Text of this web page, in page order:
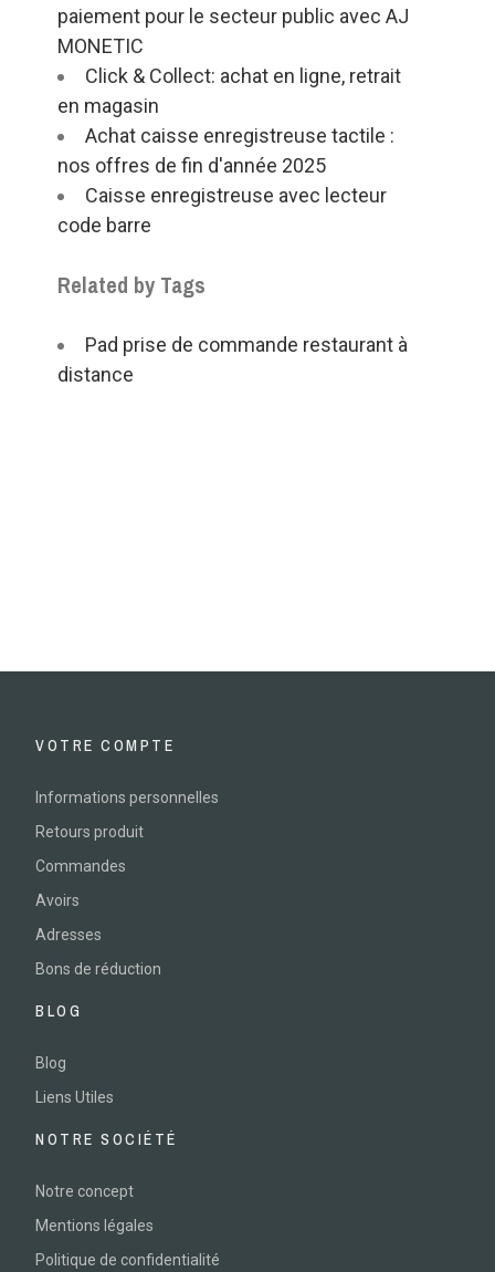
paiement pour le secteur public avec AJ
MONETIC
Click & Collect: achat en ligne, retrait
en magasin
Achat caisse enregistreuse tactile :
nos offres de fin d'année 2025
Caisse enregistreuse avec lecteur
code barre
Related by Tags
Pad prise de commande restaurant à
distance
VOTRE COMPTE
Informations personnelles
Retours produit
Commandes
Avoirs
Adresses
Bons de réduction
BLOG
Blog
Liens Utiles
NOTRE SOCIÉTÉ
Notre concept
Mentions légales
Politique de confidentialité